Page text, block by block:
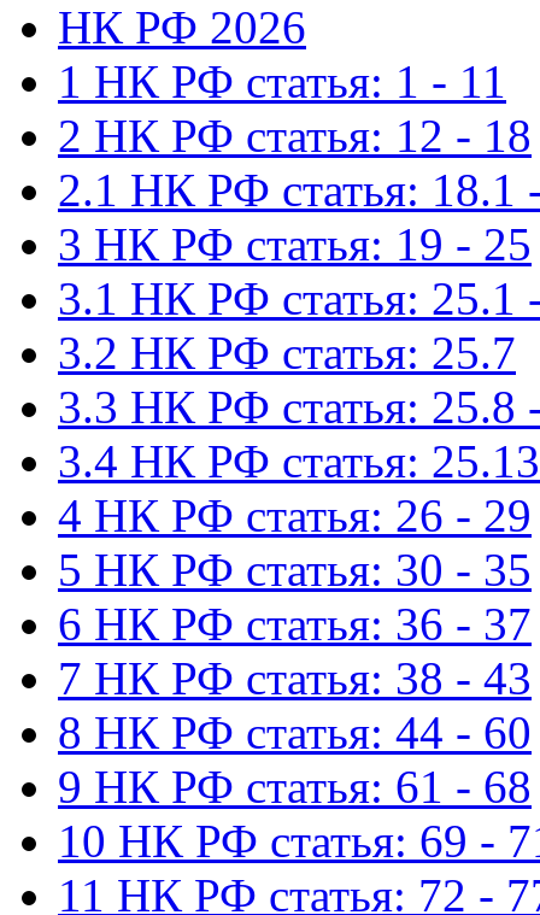
НК РФ 2026
1 НК РФ статья: 1 - 11
2 НК РФ статья: 12 - 18
2.1 НК РФ статья: 18.1
3 НК РФ статья: 19 - 25
3.1 НК РФ статья: 25.1
3.2 НК РФ статья: 25.7
3.3 НК РФ статья: 25.8
3.4 НК РФ статья:
4 НК РФ статья: 26 - 29
5 НК РФ статья: 30 - 35
6 НК РФ статья: 36 - 37
7 НК РФ статья: 38 - 43
8 НК РФ статья: 44 - 60
9 НК РФ статья: 61 - 68
10 НК РФ статья: 69 -
11 НК РФ статья: 72 -